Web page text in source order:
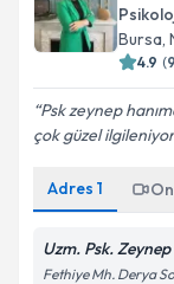
Bursa,
4.9 (
Psk zeynep
çok güzel
Adres 1
Uzm. Psk.
Fethiye Mh. Derya